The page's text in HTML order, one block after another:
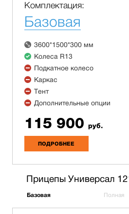
Комплектация:
Базовая
3600*1500*300 мм
Колеса R13
Подкатное колесо
Каркас
Тент
Дополнительные опции
115 900 руб.
ПОДРОБНЕЕ
Прицепы Универсал
Базовая Полная